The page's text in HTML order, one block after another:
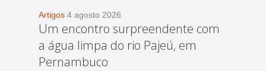
Artigos 4 agosto 2026
Um encontro surpreendente com
a água limpa do rio Pajeú, em
Pernambuco